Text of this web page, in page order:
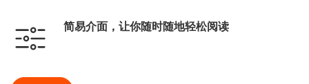
简易介面，让你随时随地轻松阅读